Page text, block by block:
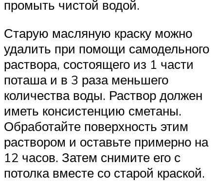
промыть чистой водой.
Старую масляную краску можно
удалить при помощи самодельного
раствора, состоящего из 1 части
поташа и в 3 раза меньшего
количества воды. Раствор должен
иметь консистенцию сметаны.
Обработайте поверхность этим
раствором и оставьте примерно на
12 часов. Затем снимите его с
потолка вместе со старой краской.